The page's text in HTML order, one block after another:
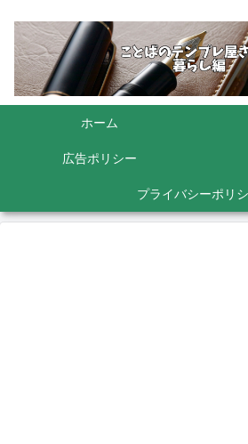
ホーム
広告ポリシー
プライバシーポリ